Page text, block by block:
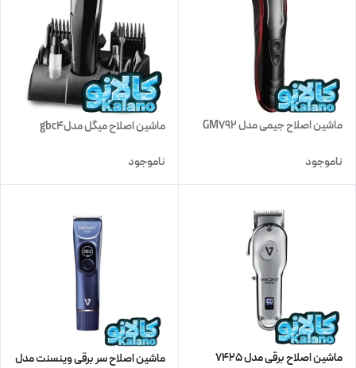
ماشین اصلاح جیمی مدل GM792
ناموجود
ماشین اصلاح میگل مدلgbc4
ناموجود
ماشین اصلاح برقی مدل 7425
ماشین اصلاح سر برقی وینسنت مدل